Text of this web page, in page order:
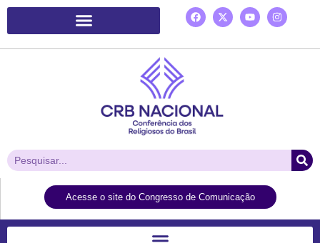
Acesse o site do Congresso de Comunicação